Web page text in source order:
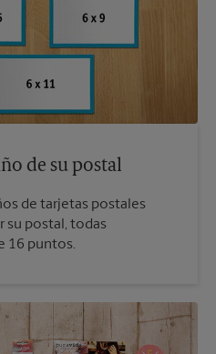
de su postal
de tarjetas postales
su postal, todas
16 puntos.